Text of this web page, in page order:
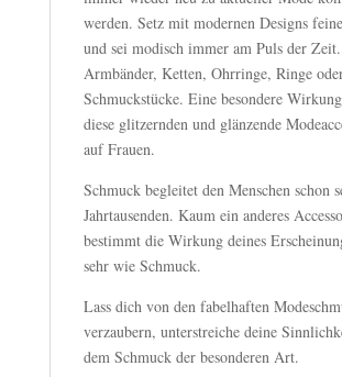
werden. Setz mit modernen Designs
und sei modisch immer am Puls der
Armbänder, Ketten, Ohrringe, Ringe
Schmuckstücke. Eine besondere
diese glitzernden und glänzende
auf Frauen.
Schmuck begleitet den Menschen schon
Jahrtausenden. Kaum ein anderes
bestimmt die Wirkung deines
sehr wie Schmuck.
Lass dich von den fabelhaften
verzaubern, unterstreiche deine
dem Schmuck der besonderen Art.